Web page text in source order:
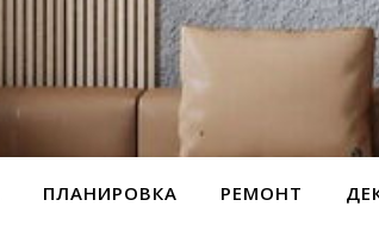
ПЛАНИРОВКА РЕМОНТ